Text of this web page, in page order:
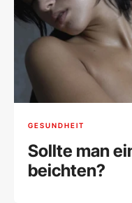
GESUNDHEIT
Sollte man
beichten?